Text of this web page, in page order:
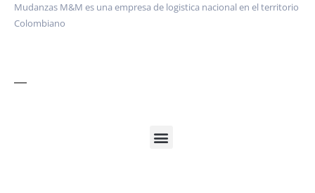
Mudanzas M&M es una empresa de logistica nacional en el territorio
Colombiano